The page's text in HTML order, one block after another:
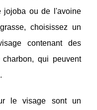
jojoba ou de l'avoine
choisissez un
contenant des
qui peuvent
le visage sont un